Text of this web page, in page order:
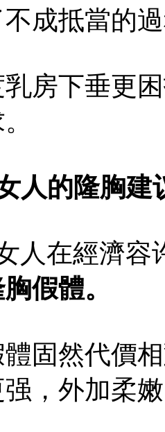
成抵當的
房下垂更
人的隆胸建
人在經濟容
假體。
固然代價
，外加柔